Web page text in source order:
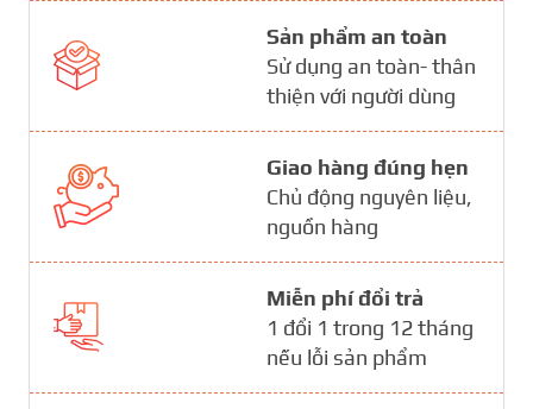
Sản phẩm an toàn
Sử dụng an toàn- thân
thiện với người dùng
Giao hàng đúng hẹn
Chủ động nguyên liệu,
nguồn hàng
Miễn phí đổi trả
1 đổi 1 trong 12 tháng
nếu lỗi sản phẩm